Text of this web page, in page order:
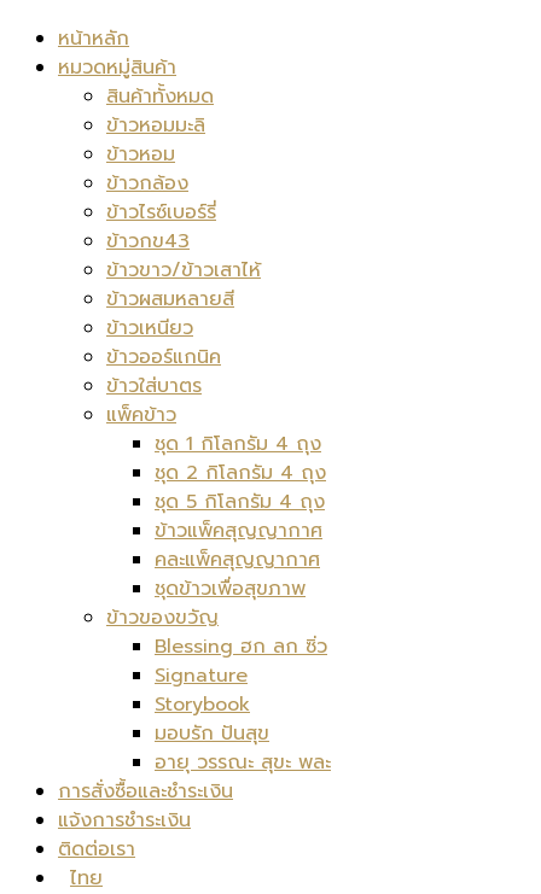
หน้าหลัก
หมวดหมู่สินค้า
สินค้าทั้งหมด
ข้าวหอมมะลิ
ข้าวหอม
ข้าวกล้อง
ข้าวไรซ์เบอร์รี่
ข้าวกข43
ข้าวขาว/ข้าวเสาไห้
ข้าวผสมหลายสี
ข้าวเหนียว
ข้าวออร์แกนิค
ข้าวใส่บาตร
แพ็คข้าว
ชุด 1 กิโลกรัม 4 ถุง
ชุด 2 กิโลกรัม 4 ถุง
ชุด 5 กิโลกรัม 4 ถุง
ข้าวแพ็คสุญญากาศ
คละแพ็คสุญญากาศ
ชุดข้าวเพื่อสุขภาพ
ข้าวของขวัญ
Blessing ฮก ลก ซิ่ว
Signature
Storybook
มอบรัก ปันสุข
อายุ วรรณะ สุขะ พละ
การสั่งซื้อและชำระเงิน
แจ้งการชำระเงิน
ติดต่อเรา
ไทย